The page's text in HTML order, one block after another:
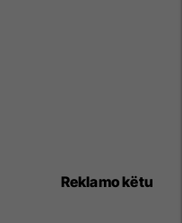
Reklamo këtu